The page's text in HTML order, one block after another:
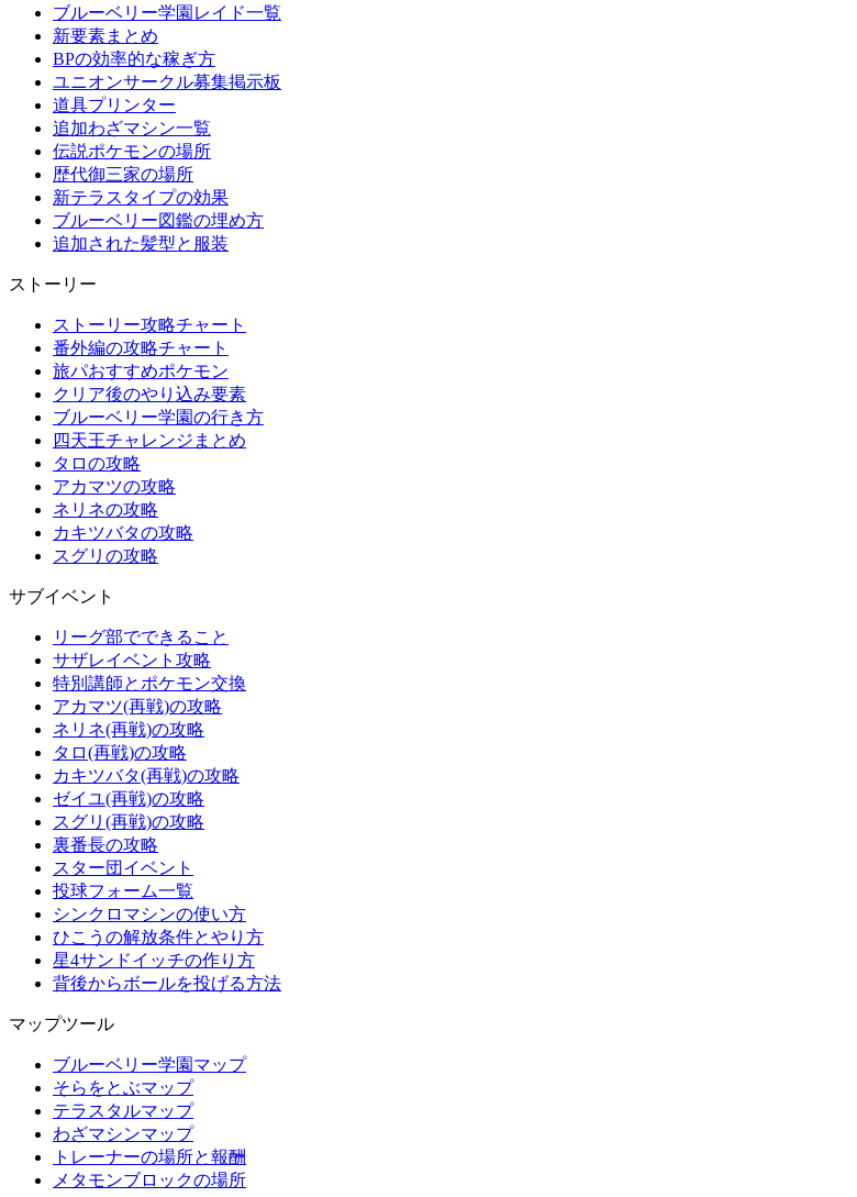
ブルーベリー学園レイド一覧
新要素まとめ
BPの効率的な稼ぎ方
ユニオンサークル募集掲示板
道具プリンター
追加わざマシン一覧
伝説ポケモンの場所
歴代御三家の場所
新テラスタイプの効果
ブルーベリー図鑑の埋め方
追加された髪型と服装
ストーリー
ストーリー攻略チャート
番外編の攻略チャート
旅パおすすめポケモン
クリア後のやり込み要素
ブルーベリー学園の行き方
四天王チャレンジまとめ
タロの攻略
アカマツの攻略
ネリネの攻略
カキツバタの攻略
スグリの攻略
サブイベント
リーグ部でできること
サザレイベント攻略
特別講師とポケモン交換
アカマツ(再戦)の攻略
ネリネ(再戦)の攻略
タロ(再戦)の攻略
カキツバタ(再戦)の攻略
ゼイユ(再戦)の攻略
スグリ(再戦)の攻略
裏番長の攻略
スター団イベント
投球フォーム一覧
シンクロマシンの使い方
ひこうの解放条件とやり方
星4サンドイッチの作り方
背後からボールを投げる方法
マップツール
ブルーベリー学園マップ
そらをとぶマップ
テラスタルマップ
わざマシンマップ
トレーナーの場所と報酬
メタモンブロックの場所